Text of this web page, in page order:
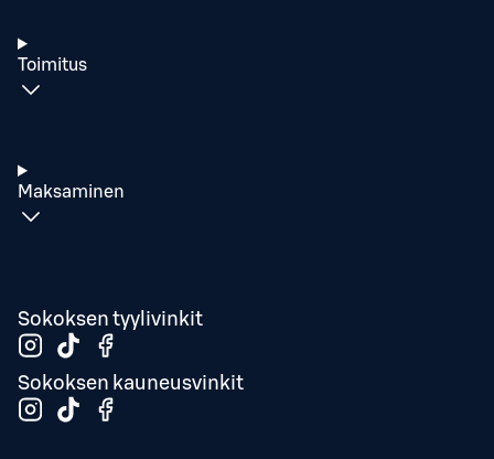
Toimitus
Maksaminen
Sokoksen tyylivinkit
Sokoksen kauneusvinkit